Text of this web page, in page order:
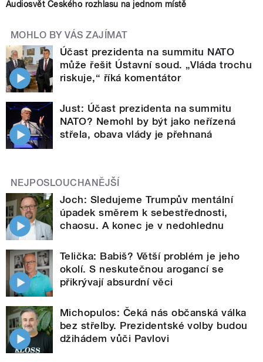
Audiosvět Českého rozhlasu na jednom místě
MOHLO BY VÁS ZAJÍMAT
Účast prezidenta na summitu NATO
může řešit Ústavní soud. „Vláda trochu
riskuje,“ říká komentátor
Just: Účast prezidenta na summitu
NATO? Nemohl by být jako neřízená
střela, obava vlády je přehnaná
NEJPOSLOUCHANĚJŠÍ
Joch: Sledujeme Trumpův mentální
úpadek směrem k sebestřednosti,
chaosu. A konec je v nedohlednu
Telička: Babiš? Větší problém je jeho
okolí. S neskutečnou arogancí se
přikrývají absurdní věci
Michopulos: Čeká nás občanská válka
bez střelby. Prezidentské volby budou
džihádem vůči Pavlovi